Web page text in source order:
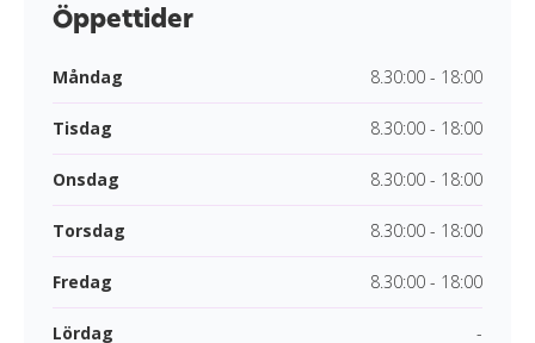
Öppettider
Måndag 8.30:00 - 18:00
Tisdag 8.30:00 - 18:00
Onsdag 8.30:00 - 18:00
Torsdag 8.30:00 - 18:00
Fredag 8.30:00 - 18:00
Lördag -